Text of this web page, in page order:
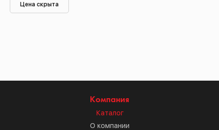
Цена скрыта
Компания
Каталог
О компании